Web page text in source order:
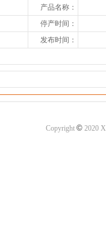
产品名称：
停产时间：
发布时间：
Copyright ©2020